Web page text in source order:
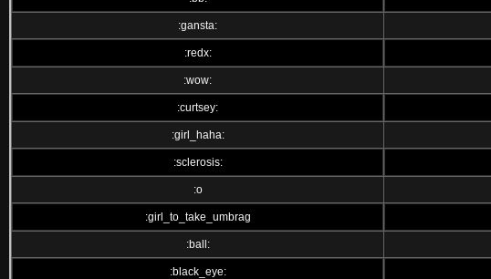
:gansta:
:redx:
:wow:
:curtsey:
:girl_haha:
:sclerosis:
:o
:girl_to_take_umbrag
:ball:
:black_eye: